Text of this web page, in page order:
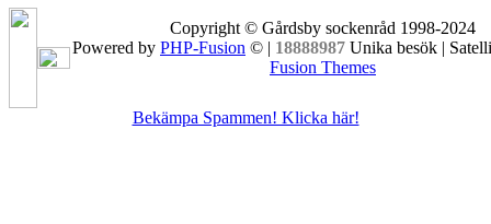
Copyright © Gårdsby sockenråd 1998-2024
Powered by PHP-Fusion © | 18888987 Unika besök |
Fusion Themes
Bekämpa Spammen! Klicka här!